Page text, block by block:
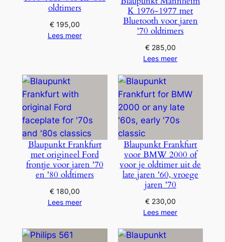
oldtimers
€195,00
Lees meer
K 1976-1977 met
Bluetooth voor jaren
'70 oldtimers
€285,00
Lees meer
Blaupunkt Frankfurt
met origineel Ford
frontje voor jaren '70
en '80 oldtimers
€180,00
Lees meer
Blaupunkt Frankfurt
voor BMW 2000 of
voor je oldtimer uit de
late jaren '60, vroege
jaren '70
€230,00
Lees meer